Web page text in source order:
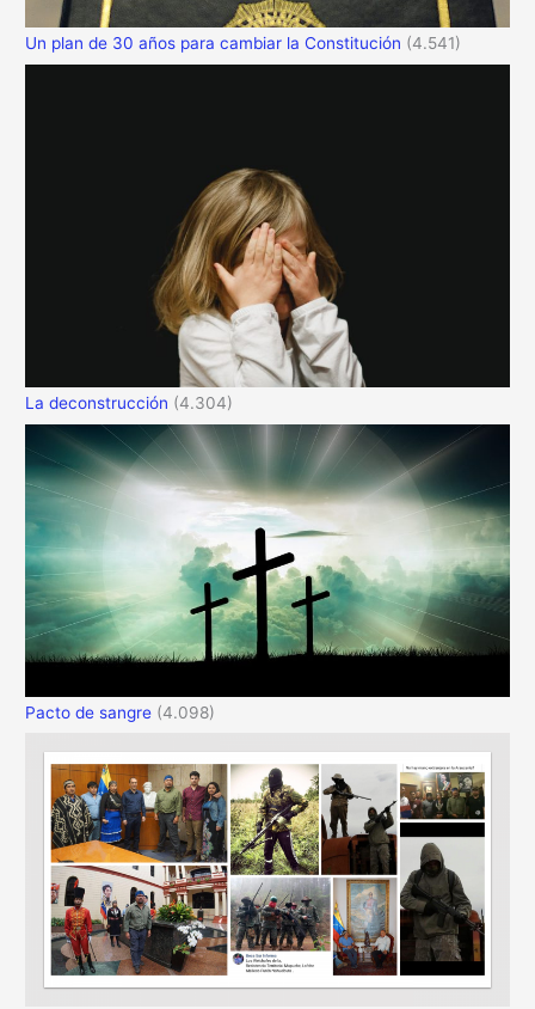
Un plan de 30 años para cambiar la Constitución (4.541)
La deconstrucción (4.304)
Pacto de sangre (4.098)